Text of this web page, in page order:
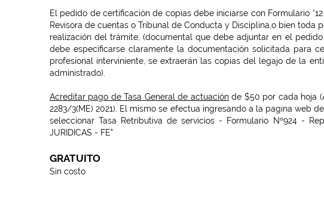
El pedido de certificación de copias debe iniciarse con Formulario
Revisora de cuentas o Tribunal de Conducta y Disciplina,o bien toda
realización del trámite, (documental que debe adjuntar en el
debe especificarse claramente la documentación solicitada para
profesional interviniente, se extraerán las copias del legajo de la
administrado).
Acreditar pago de Tasa General de actuaciónde $50 por cada hoja
2283/3(ME) 2021). El mismo se efectua ingresando a la pagina web
seleccionarTasa Retributiva de servicios - Formulario Nº924 -
JURIDICAS - FE"
GRATUITO
Sin costo